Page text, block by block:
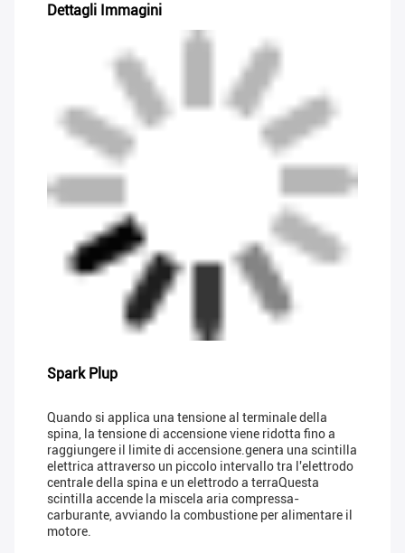
Dettagli Immagini
Spark Plup
Quando si applica una tensione al terminale della
spina, la tensione di accensione viene ridotta fino a
raggiungere il limite di accensione.genera una scintilla
elettrica attraverso un piccolo intervallo tra l'elettrodo
centrale della spina e un elettrodo a terraQuesta
scintilla accende la miscela aria compressa-
carburante, avviando la combustione per alimentare il
motore.